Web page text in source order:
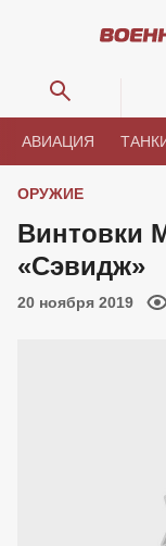
АВИАЦИЯ
ОРУЖИЕ
Винтовки
«Сэвидж»
20 ноября 2019